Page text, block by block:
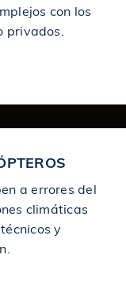
con los
privados.
a errores del
climáticas
y
construcción
construcción
de bicicleta